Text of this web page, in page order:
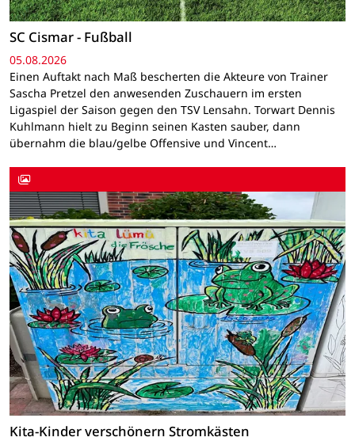
SC Cismar - Fußball
05.08.2026
Einen Auftakt nach Maß bescherten die Akteure von Trainer
Sascha Pretzel den anwesenden Zuschauern im ersten
Ligaspiel der Saison gegen den TSV Lensahn. Torwart Dennis
Kuhlmann hielt zu Beginn seinen Kasten sauber, dann
übernahm die blau/gelbe Offensive und Vincent…
Kita-Kinder verschönern Stromkästen